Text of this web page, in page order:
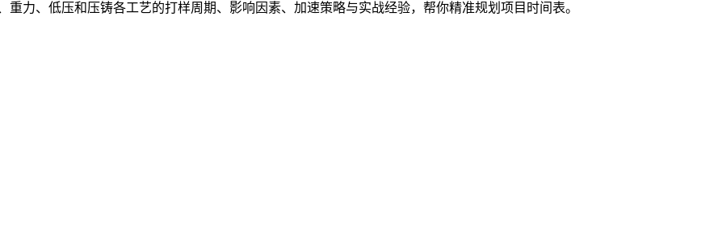
力、低压和压铸各工艺的打样周期、影响因素、加速策略与实战经验，帮你精准规划项目时间表。